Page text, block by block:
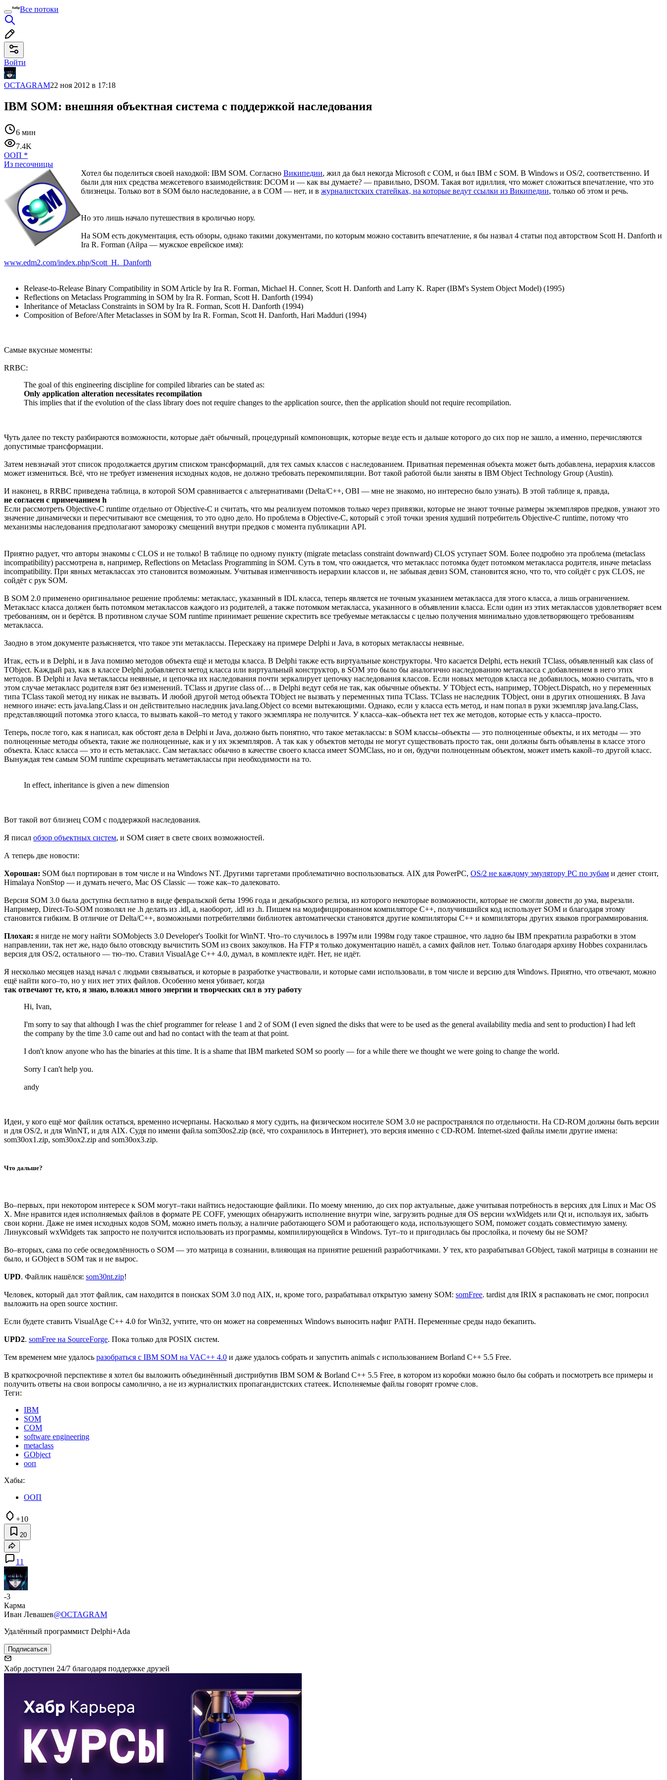
Все потоки
Войти
OCTAGRAM22 ноя 2012 в 17:18
IBM SOM: внешняя объектная система с поддержкой наследования
6 мин
7.4K
ООП *
Из песочницы
Хотел бы поделиться своей находкой: IBM SOM. СогласноВикипедии, жил да был некогда Microsoft с COM, и был IBM с SOM. В Windows и OS/2, соответственно. И
были для них средства межсетевого взаимодействия: DCOM и — как вы думаете? — правильно, DSOM. Такая вот идиллия, что может сложиться впечатление, что это
близнецы. Только вот в SOM было наследование, а в COM — нет, и вжурналистских статейках, на которые ведут ссылки из Википедии, только об этом и речь.
Но это лишь начало путешествия в кроличью нору.
На SOM есть документация, есть обзоры, однако такими документами, по которым можно составить впечатление, я бы назвал 4 статьи под авторством Scott H. Danforth и
Ira R. Forman (Айра — мужское еврейское имя):
www.edm2.com/index.php/Scott_H._Danforth
Release-to-Release Binary Compatibility in SOM Article by Ira R. Forman, Michael H. Conner, Scott H. Danforth and Larry K. Raper (IBM's System Object Model) (1995)
Reflections on Metaclass Programming in SOM by Ira R. Forman, Scott H. Danforth (1994)
Inheritance of Metaclass Constraints in SOM by Ira R. Forman, Scott H. Danforth (1994)
Composition of Before/After Metaclasses in SOM by Ira R. Forman, Scott H. Danforth, Hari Madduri (1994)
Самые вкусные моменты:
RRBC:
The goal of this engineering discipline for compiled libraries can be stated as:
Only application alteration necessitates recompilation
This implies that if the evolution of the class library does not require changes to the application source, then the application should not require recompilation.
Чуть далее по тексту разбираются возможности, которые даёт обычный, процедурный компоновщик, которые везде есть и дальше которого до сих пор не зашло, а именно, перечисляются
допустимые трансформации.
Затем невзначай этот список продолжается другим списком трансформаций, для тех самых классов с наследованием. Приватная переменная объекта может быть добавлена, иерархия классов
может измениться. Всё, что не требует изменения исходных кодов, не должно требовать перекомпиляции. Вот такой работой были заняты в IBM Object Technology Group (Austin).
И наконец, в RRBC приведена таблица, в которой SOM сравнивается с альтернативами (Delta/C++, OBI — мне не знакомо, но интересно было узнать). В этой таблице я, правда,
не согласен с примечанием h
Если рассмотреть Objective-C runtime отдельно от Objective-C и считать, что мы реализуем потомков только через привязки, которые не знают точные размеры экземпляров предков, узнают это
значение динамически и пересчитывают все смещения, то это одно дело. Но проблема в Objective-C, который с этой точки зрения худший потребитель Objective-C runtime, потому что
механизмы наследования предполагают заморозку смещений внутри предков с момента публикации API.
Приятно радует, что авторы знакомы с CLOS и не только! В таблице по одному пункту (migrate metaclass constraint downward) CLOS уступает SOM. Более подробно эта проблема (metaclass
incompatibility) рассмотрена в, например, Reflections on Metaclass Programming in SOM. Суть в том, что ожидается, что метакласс потомка будет потомком метакласса родителя, иначе metaclass
incompatibility. При явных метаклассах это становится возможным. Учитывая изменчивость иерархии классов и, не забывая девиз SOM, становится ясно, что то, что сойдёт с рук CLOS, не
сойдёт с рук SOM.
В SOM 2.0 применено оригинальное решение проблемы: метакласс, указанный в IDL класса, теперь является не точным указанием метакласса для этого класса, а лишь ограничением.
Метакласс класса должен быть потомком метаклассов каждого из родителей, а также потомком метакласса, указанного в объявлении класса. Если один из этих метаклассов удовлетворяет всем
требованиям, он и берётся. В противном случае SOM runtime принимает решение скрестить все требуемые метаклассы с целью получения минимально удовлетворяющего требованиям
метакласса.
Заодно в этом документе разъясняется, что такое эти метаклассы. Перескажу на примере Delphi и Java, в которых метаклассы неявные.
Итак, есть и в Delphi, и в Java помимо методов объекта ещё и методы класса. В Delphi также есть виртуальные конструкторы. Что касается Delphi, есть некий TClass, объявленный как class of
TObject. Каждый раз, как в классе Delphi добавляется метод класса или виртуальный конструктор, в SOM это было бы аналогично наследованию метакласса с добавлением в него этих
методов. В Delphi и Java метаклассы неявные, и цепочка их наследования почти зеркалирует цепочку наследования классов. Если новых методов класса не добавилось, можно считать, что в
этом случае метакласс родителя взят без изменений. TClass и другие class of… в Delphi ведут себя не так, как обычные объекты. У TObject есть, например, TObject.Dispatch, но у переменных
типа TClass такой метод ну никак не вызвать. И любой другой метод объекта TObject не вызвать у переменных типа TClass. TClass не наследник TObject, они в других отношениях. В Java
немного иначе: есть java.lang.Class и он действительно наследник java.lang.Object со всеми вытекающими. Однако, если у класса есть метод, и нам попал в руки экземпляр java.lang.Class,
представляющий потомка этого класса, то вызвать какой–то метод у такого экземпляра не получится. У класса–как–объекта нет тех же методов, которые есть у класса–просто.
Теперь, после того, как я написал, как обстоят дела в Delphi и Java, должно быть понятно, что такое метаклассы: в SOM классы–объекты — это полноценные объекты, и их методы — это
полноценные методы объекта, такие же полноценные, как и у их экземпляров. А так как у объектов методы не могут существовать просто так, они должны быть объявлены в классе этого
объекта. Класс класса — это и есть метакласс. Сам метакласс обычно в качестве своего класса имеет SOMClass, но и он, будучи полноценным объектом, может иметь какой–то другой класс.
Вынуждая тем самым SOM runtime скрещивать метаметаклассы при необходимости на то.
In effect, inheritance is given a new dimension
Вот такой вот близнец COM с поддержкой наследования.
Я писал обзор объектных систем, и SOM сияет в свете своих возможностей.
А теперь две новости:
Хорошая: SOM был портирован в том числе и на Windows NT. Другими таргетами проблематично воспользоваться. AIX для PowerPC, OS/2 не каждому эмулятору PC по зубам и денег стоит,
Himalaya NonStop — и думать нечего, Mac OS Classic — тоже как–то далековато.
Версия SOM 3.0 была доступна бесплатно в виде февральской беты 1996 года и декабрьского релиза, из которого некоторые возможности, которые не смогли довести до ума, вырезали.
Например, Direct-To-SOM позволял не .h делать из .idl, а, наоборот, .idl из .h. Пишем на модифицированном компиляторе C++, получившийся код использует SOM и благодаря этому
становится гибким. В отличие от Delta/C++, возможными потребителями библиотек автоматически становятся другие компиляторы C++ и компиляторы других языков программирования.
Плохая: я нигде не могу найти SOMobjects 3.0 Developer's Toolkit for WinNT. Что–то случилось в 1997м или 1998м году такое страшное, что ладно бы IBM прекратила разработки в этом
направлении, так нет же, надо было отовсюду вычистить SOM из своих закоулков. На FTP я только документацию нашёл, а самих файлов нет. Только благодаря архиву Hobbes сохранилась
версия для OS/2, остального — тю–тю. Ставил VisualAge C++ 4.0, думал, в комплекте идёт. Нет, не идёт.
Я несколько месяцев назад начал с людьми связываться, и которые в разработке участвовали, и которые сами использовали, в том числе и версию для Windows. Приятно, что отвечают, можно
ещё найти кого–то, но у них нет этих файлов. Особенно меня убивает, когда
так отвечают те, кто, я знаю, вложил много энергии и творческих сил в эту работу
Hi, Ivan,
I'm sorry to say that although I was the chief programmer for release 1 and 2 of SOM (I even signed the disks that were to be used as the general availability media and sent to production) I had left
the company by the time 3.0 came out and had no contact with the team at that point.
I don't know anyone who has the binaries at this time. It is a shame that IBM marketed SOM so poorly — for a while there we thought we were going to change the world.
Sorry I can't help you.
andy
Идеи, у кого ещё мог файлик остаться, временно исчерпаны. Насколько я могу судить, на физическом носителе SOM 3.0 не распространялся по отдельности. На CD-ROM должны быть версии
и для OS/2, и для WinNT, и для AIX. Судя по имени файла som30os2.zip (всё, что сохранилось в Интернет), это версия именно с CD-ROM. Internet-sized файлы имели другие имена:
som30ox1.zip, som30ox2.zip and som30ox3.zip.
Что дальше?
Во–первых, при некотором интересе к SOM могут–таки найтись недостающие файлики. По моему мнению, до сих пор актуальные, даже учитывая потребность в версиях для Linux и Mac OS
X. Мне нравится идея исполняемых файлов в формате PE COFF, умеющих обнаружить исполнение внутри wine, загрузить родные для OS версии wxWidgets или Qt и, используя их, забыть
свои корни. Даже не имея исходных кодов SOM, можно иметь пользу, а наличие работающего SOM и работающего кода, использующего SOM, поможет создать совместимую замену.
Линуксовый wxWidgets так запросто не получится использовать из программы, компилирующейся в Windows. Тут–то и пригодилась бы прослойка, и почему бы не SOM?
Во–вторых, сама по себе осведомлённость о SOM — это матрица в сознании, влияющая на принятие решений разработчиками. У тех, кто разрабатывал GObject, такой матрицы в сознании не
было, и GObject в SOM так и не вырос.
UPD. Файлик нашёлся: som30nt.zip!
Человек, который дал этот файлик, сам находится в поисках SOM 3.0 под AIX, и, кроме того, разрабатывал открытую замену SOM: somFree. tardist для IRIX я распаковать не смог, попросил
выложить на open source хостинг.
Если будете ставить VisualAge C++ 4.0 for Win32, учтите, что он может на современных Windows выносить нафиг PATH. Переменные среды надо бекапить.
UPD2. somFree на SourceForge. Пока только для POSIX систем.
Тем временем мне удалось разобраться с IBM SOM на VAC++ 4.0 и даже удалось собрать и запустить animals с использованием Borland C++ 5.5 Free.
В краткосрочной перспективе я хотел бы выложить объединённый дистрибутив IBM SOM & Borland C++ 5.5 Free, в котором из коробки можно было бы собрать и посмотреть все примеры и
получить ответы на свои вопросы самолично, а не из журналистких пропагандистских статеек. Исполняемые файлы говорят громче слов.
Теги:
IBM
SOM
COM
software engineering
metaclass
GObject
ооп
Хабы:
ООП
+10
20
11
-3
Карма
Иван Левашев@OCTAGRAM
Удалённый программист Delphi+Ada
Подписаться
Хабр доступен 24/7 благодаря поддержке друзей